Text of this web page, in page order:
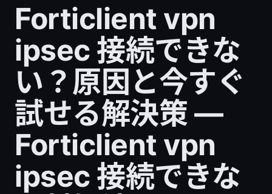
Forticlient vpn
ipsec 接続できな
い？原因と今すぐ
試せる解決策 —
Forticlient vpn
ipsec 接続できな